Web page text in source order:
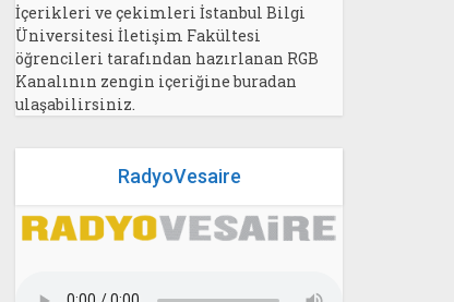
İçerikleri ve çekimleri İstanbul Bilgi
Üniversitesi İletişim Fakültesi
öğrencileri tarafından hazırlanan RGB
Kanalının zengin içeriğine buradan
ulaşabilirsiniz.
RadyoVesaire